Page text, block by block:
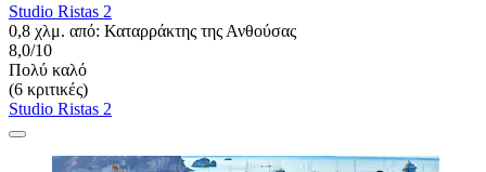
Studio Ristas 2
0,8 χλμ. από: Καταρράκτης της Ανθούσας
8,0/10
Πολύ καλό
(6 κριτικές)
Studio Ristas 2